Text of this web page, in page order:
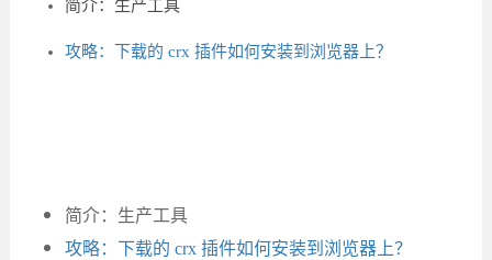
简介：生产工具
攻略：下载的 crx 插件如何安装到浏览器上？
简介：生产工具
攻略：下载的 crx 插件如何安装到浏览器上？